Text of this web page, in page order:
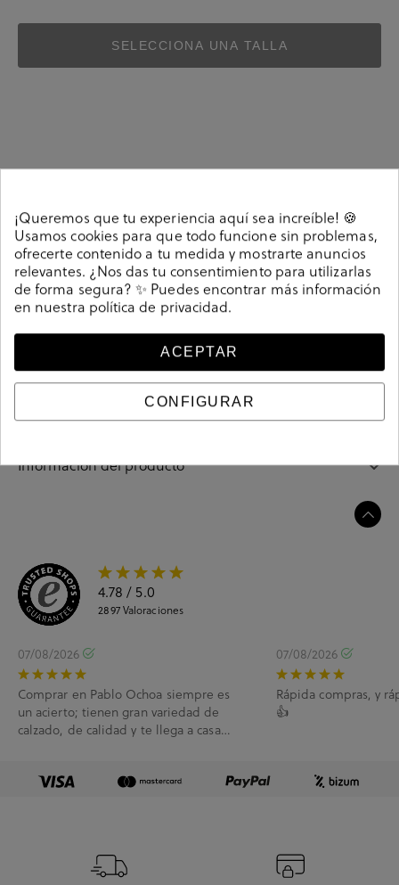
SELECCIONA UNA TALLA
Sandalias Kénnebec 77267 QUEBEC-504 en hueso.
Cuña 5cm, plataforma 2,5cm. Cierre con hebilla en un
lateral. La plantilla no es extraible. Hecho en India
Referencia207223
Guía de tallas
Ciudados y limpieza
Información del producto
4.78 / 5.0
2897Valoraciones
07/08/2026
Comprar en Pablo Ochoa siempre es
un acierto; tienen gran variedad de
calzado, de calidad y te llega a casa
07/08/2026
Rápida compras, y
👍
¡Queremos que tu experiencia aquí sea increíble! 🍪
Usamos cookies para que todo funcione sin problemas,
ofrecerte contenido a tu medida y mostrarte anuncios
relevantes. ¿Nos das tu consentimiento para utilizarlas
de forma segura? ✨ Puedes encontrar más información
en nuestra política de privacidad.
ACEPTAR
CONFIGURAR